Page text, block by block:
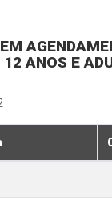
ANOS E